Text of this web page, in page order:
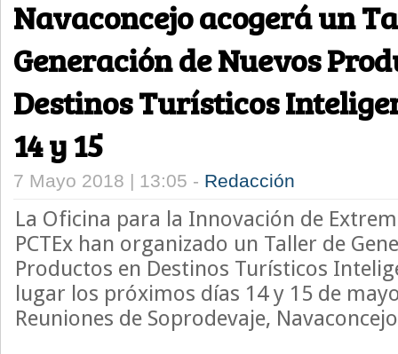
Navaconcejo acogerá un
Generación de Nuevos
Destinos Turísticos
14 y 15
7 Mayo 2018 | 13:05 - Redacción
La Oficina para la Innovación de
PCTEx han organizado un Taller de
Productos en Destinos Turísticos
lugar los próximos días 14 y 15 de
Reuniones de Soprodevaje,